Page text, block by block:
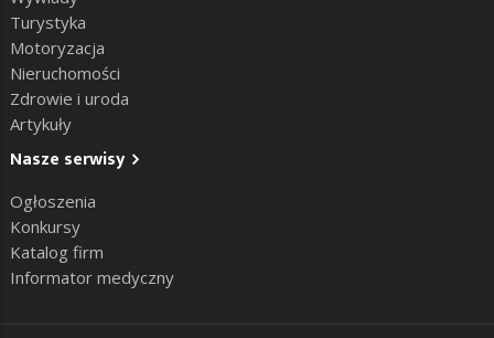
Turystyka
Motoryzacja
Nieruchomości
Zdrowie i uroda
Artykuły
Nasze serwisy
Ogłoszenia
Konkursy
Katalog firm
Informator medyczny